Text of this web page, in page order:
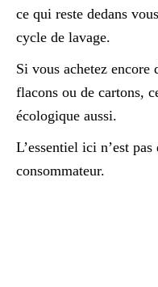
ce qui reste dedans
cycle de lavage.
Si vous achetez encore
flacons ou de cartons,
écologique aussi.
L’essentiel ici n’est
consommateur.